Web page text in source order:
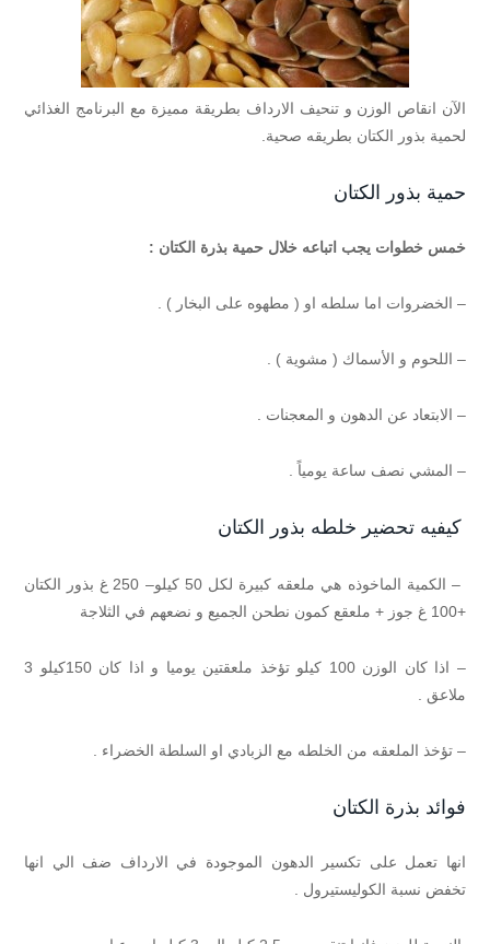
الآن انقاص الوزن و تنحيف الارداف بطريقة مميزة مع البرنامج الغذائي
لحمية بذور الكتان بطريقه صحية.
حمية بذور الكتان
خمس خطوات يجب اتباعه خلال حمية بذرة الكتان :
– الخضروات اما سلطه او ( مطهوه على البخار ) .
– اللحوم و الأسماك ( مشوية ) .
– الابتعاد عن الدهون و المعجنات .
– المشي نصف ساعة يومياً .
كيفيه تحضير خلطه بذور الكتان
– الكمية الماخوذه هي ملعقه كبيرة لكل 50 كيلو
– 250 غ بذور الكتان
+100 غ جوز + ملعقع كمون نطحن الجميع و نضعهم في الثلاجة
– اذا كان الوزن 100 كيلو تؤخذ ملعقتين يوميا و اذا كان 150كيلو 3
ملاعق .
– تؤخذ الملعقه من الخلطه مع الزبادي او السلطة الخضراء .
فوائد بذرة الكتان
انها تعمل على تكسير الدهون الموجودة في الارداف ضف الي انها
تخفض نسبة الكوليستيرول .